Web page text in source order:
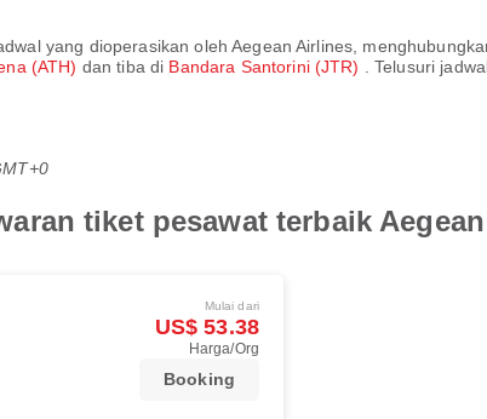
yang dioperasikan olehAegean Airlines ,
(ATH) dan tiba di Bandara Santorini (JTR)
. Telusuri
tiket pesawat terbaik
Mulai dari
US$ 53.38
Harga/Org
Booking